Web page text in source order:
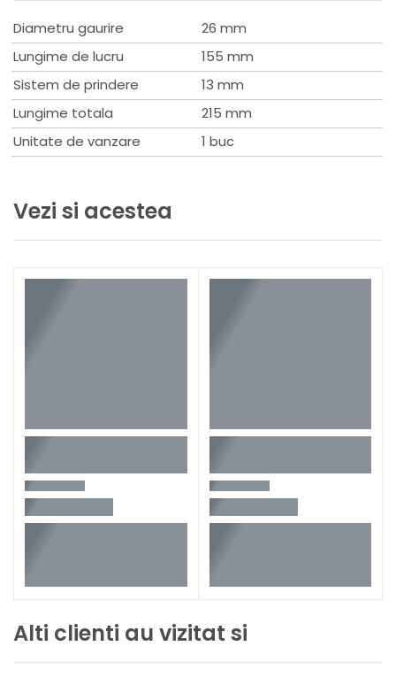
Diametru gaurire
26 mm
Lungime de lucru
155 mm
Sistem de prindere
13 mm
Lungime totala
215 mm
Unitate de vanzare
1 buc
Vezi si acestea
Alti clienti au vizitat si